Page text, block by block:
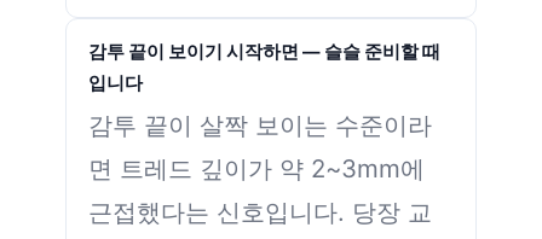
감투 끝이 보이기 시작하면 — 슬슬 준비할 때
입니다
감투 끝이 살짝 보이는 수준이라
면 트레드 깊이가 약 2~3mm에
근접했다는 신호입니다. 당장 교